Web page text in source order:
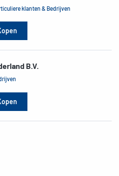
klanten & Bedrijven
B.V.